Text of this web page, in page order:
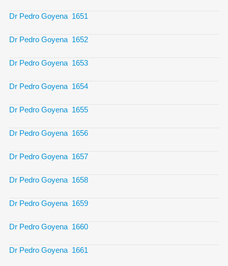
Dr Pedro Goyena 1651
Dr Pedro Goyena 1652
Dr Pedro Goyena 1653
Dr Pedro Goyena 1654
Dr Pedro Goyena 1655
Dr Pedro Goyena 1656
Dr Pedro Goyena 1657
Dr Pedro Goyena 1658
Dr Pedro Goyena 1659
Dr Pedro Goyena 1660
Dr Pedro Goyena 1661